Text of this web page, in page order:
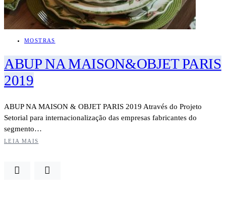
MOSTRAS
ABUP NA MAISON&OBJET PARIS
2019
ABUP NA MAISON & OBJET PARIS 2019 Através do Projeto
Setorial para internacionalização das empresas fabricantes do
segmento…
LEIA MAIS